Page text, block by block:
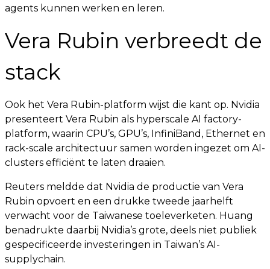
agents kunnen werken en leren.
Vera Rubin verbreedt de
stack
Ook het Vera Rubin-platform wijst die kant op. Nvidia
presenteert Vera Rubin als hyperscale AI factory-
platform, waarin CPU’s, GPU’s, InfiniBand, Ethernet en
rack-scale architectuur samen worden ingezet om AI-
clusters efficiënt te laten draaien.
Reuters meldde dat Nvidia de productie van Vera
Rubin opvoert en een drukke tweede jaarhelft
verwacht voor de Taiwanese toeleverketen. Huang
benadrukte daarbij Nvidia’s grote, deels niet publiek
gespecificeerde investeringen in Taiwan’s AI-
supplychain.